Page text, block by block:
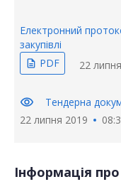
Електронний
закупівлі
description PDF 22
visibility
Тендерна
22 липня 2019
Інформація